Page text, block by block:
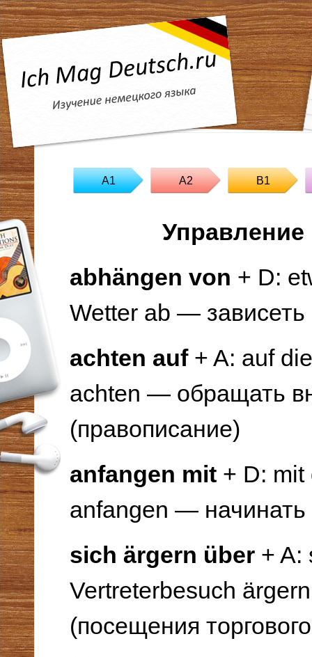
A1 A2 B1
Управление
abhängen von + D:
Wetter ab — зависеть
achten auf+ A: auf
achten — обращать
(правописание)
anfangen mit + D: mit
anfangen — начинать
sich ärgern über + A:
Vertreterbesuch
(посещения